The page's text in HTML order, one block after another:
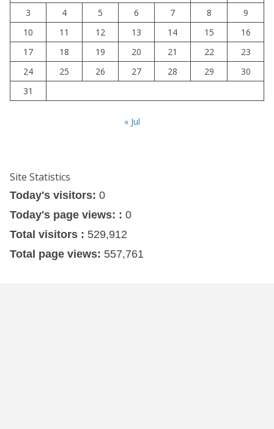
3
4 5 6 7 8
9
10
11 12 13 14 15
16
17
18 19 20 21 22
23
24
25 26 27 28 29
30
31
« Jul
Site Statistics
Today's visitors: 0
Today's page views: : 0
Total visitors : 529,912
Total page views: 557,761